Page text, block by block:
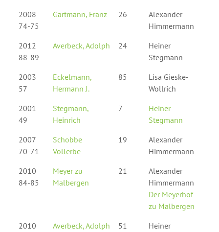
2008
74-75
Gartmann, Franz 26
Alexander
Himmermann
2012
88-89
Averbeck, Adolph 24
Heiner
Stegmann
2003
57
Eckelmann,
Hermann J.
85
Lisa Gieske-
Wollrich
2001
49
Stegmann,
Heinrich
7
Heiner
Stegmann
2007
70-71
Schobbe
Vollerbe
19
Alexander
Himmermann
2010
84-85
Meyer zu
Malbergen
21
Alexander
Himmermann
Der Meyerhof
zu Malbergen
2010
Averbeck, Adolph 51
Heiner